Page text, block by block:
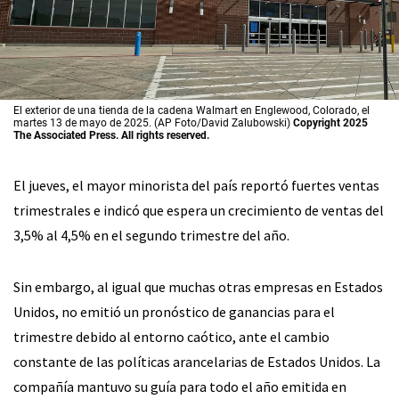
El exterior de una tienda de la cadena Walmart en Englewood, Colorado, el
martes 13 de mayo de 2025. (AP Foto/David Zalubowski) Copyright 2025
The Associated Press. All rights reserved.
El jueves, el mayor minorista del país reportó fuertes ventas
trimestrales e indicó que espera un crecimiento de ventas del
3,5% al 4,5% en el segundo trimestre del año.
Sin embargo, al igual que muchas otras empresas en Estados
Unidos, no emitió un pronóstico de ganancias para el
trimestre debido al entorno caótico, ante el cambio
constante de las políticas arancelarias de Estados Unidos. La
compañía mantuvo su guía para todo el año emitida en